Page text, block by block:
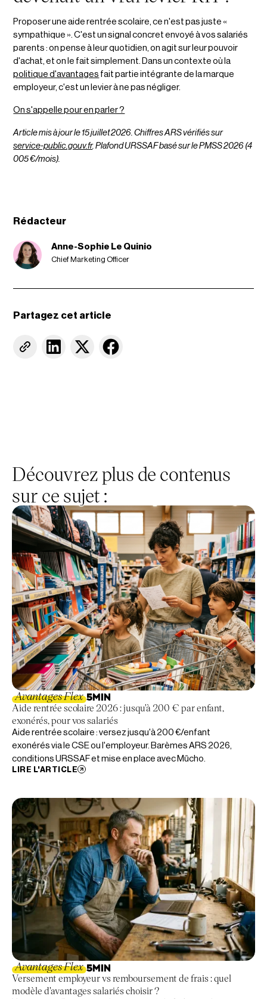
Rédacteur
Anne-Sophie Le Quinio
Chief Marketing Officer
Partagez cet article
Proposer une aide rentrée scolaire, ce n'est pas juste «
sympathique ». C'est un signal concret envoyé à vos salariés
parents : on pense à leur quotidien, on agit sur leur pouvoir
d'achat, et on le fait simplement. Dans un contexte où la
politique d'avantages fait partie intégrante de la marque
employeur, c'est un levier à ne pas négliger.
On s'appelle pour en parler ?
Article mis à jour le 15 juillet 2026. Chiffres ARS vérifiés sur
service-public.gouv.fr. Plafond URSSAF basé sur le PMSS 2026 (4
005 €/mois).
Découvrez plus de contenus
sur ce sujet :
Avantages Flex 5MIN
Aide rentrée scolaire 2026 : jusqu'à 200 € par enfant,
exonérés, pour vos salariés
Aide rentrée scolaire : versez jusqu'à 200 €/enfant
exonérés via le CSE ou l'employeur. Barèmes ARS 2026,
conditions URSSAF et mise en place avec Mūcho.
LIRE L'ARTICLE
Avantages Flex 5MIN
Versement employeur vs remboursement de frais : quel
modèle d'avantages salariés choisir ?